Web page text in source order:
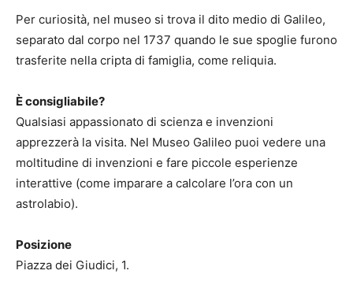
Per curiosità, nel museo si trova il dito medio di Galileo,
separato dal corpo nel 1737 quando le sue spoglie furono
trasferite nella cripta di famiglia, come reliquia.
È consigliabile?
Qualsiasi appassionato di scienza e invenzioni
apprezzerà la visita. Nel Museo Galileo puoi vedere una
moltitudine di invenzioni e fare piccole esperienze
interattive (come imparare a calcolare l’ora con un
astrolabio).
Posizione
Piazza dei Giudici, 1.